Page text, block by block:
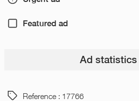
Featured ad
Ad statistics
Reference : 17766